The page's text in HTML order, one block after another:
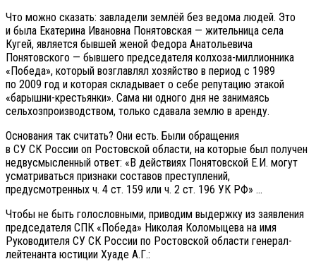
Что можно сказать: завладели землёй без ведома людей. Это
и была Екатерина Ивановна Понятовская — жительница села
Кугей, является бывшей женой Федора Анатольевича
Понятовского — бывшего председателя колхоза-миллионника
«Победа», который возглавлял хозяйство в период с 1989
по 2009 год и которая складывает о себе репутацию этакой
«барышни-крестьянки». Сама ни одного дня не занимаясь
сельхозпроизводством, только сдавала землю в аренду.
Основания так считать? Они есть. Были обращения
в СУ СК России оп Ростовской области, на которые был получен
недвусмысленный ответ: «В действиях Понятовской Е.И. могут
усматриваться признаки составов преступлений,
предусмотренных ч. 4 ст. 159 или ч. 2 ст. 196 УК РФ» …
Чтобы не быть голословными, приводим выдержку из заявления
председателя СПК «Победа» Николая Коломыцева на имя
Руководителя СУ СК России по Ростовской области генерал-
лейтенанта юстиции Хуаде А.Г.: